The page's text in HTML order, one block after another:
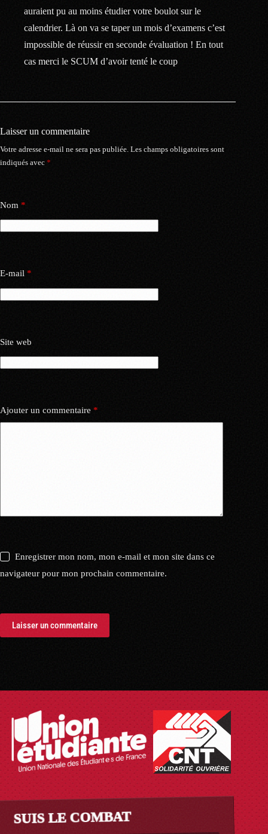
auraient pu au moins étudier votre boulot sur le
calendrier. Là on va se taper un mois d’examens c’est
impossible de réussir en seconde évaluation ! En tout
cas merci le SCUM d’avoir tenté le coup
Laisser un commentaire
Votre adresse e-mail ne sera pas publiée. Les champs obligatoires sont
indiqués avec *
Nom *
E-mail *
Site web
Ajouter un commentaire *
Enregistrer mon nom, mon e-mail et mon site dans ce
navigateur pour mon prochain commentaire.
Laisser un commentaire
SUIS LE COMBAT